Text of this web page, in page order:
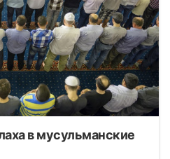
в мусульманские